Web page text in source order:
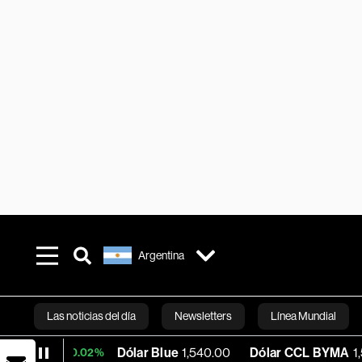
Argentina
Las noticias del día Newsletters Línea Mundial
Bloomberg
Dólar Blue 1,540.00 Dólar CCL BYMA 1,575.06